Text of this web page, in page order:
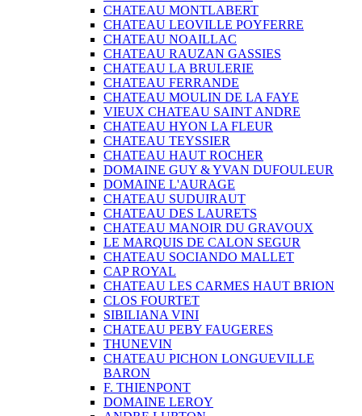
CHATEAU MONTLABERT
CHATEAU LEOVILLE POYFERRE
CHATEAU NOAILLAC
CHATEAU RAUZAN GASSIES
CHATEAU LA BRULERIE
CHATEAU FERRANDE
CHATEAU MOULIN DE LA FAYE
VIEUX CHATEAU SAINT ANDRE
CHATEAU HYON LA FLEUR
CHATEAU TEYSSIER
CHATEAU HAUT ROCHER
DOMAINE GUY & YVAN DUFOULEUR
DOMAINE L'AURAGE
CHATEAU SUDUIRAUT
CHATEAU DES LAURETS
CHATEAU MANOIR DU GRAVOUX
LE MARQUIS DE CALON SEGUR
CHATEAU SOCIANDO MALLET
CAP ROYAL
CHATEAU LES CARMES HAUT BRION
CLOS FOURTET
SIBILIANA VINI
CHATEAU PEBY FAUGERES
THUNEVIN
CHATEAU PICHON LONGUEVILLE
BARON
F. THIENPONT
DOMAINE LEROY